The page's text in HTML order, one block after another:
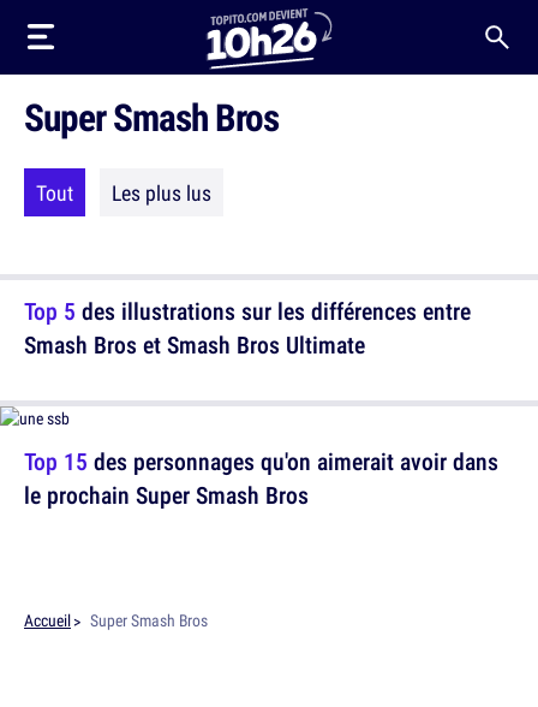
Super Smash Bros
Tout Les plus lus
Top 5 des illustrations sur les différences entre
Smash Bros et Smash Bros Ultimate
Top 15 des personnages qu'on aimerait avoir dans
le prochain Super Smash Bros
Accueil Super Smash Bros